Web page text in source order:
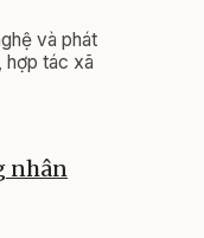
và phát
hợp tác xã
nhân